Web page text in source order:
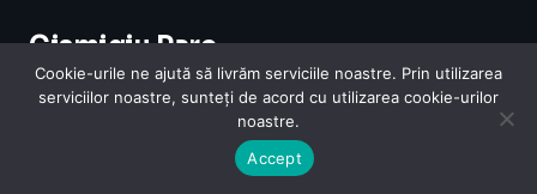
Cismigiu Parc
© 2024 CismigiuParc. All Rights Reserved.
Internet Legislatie Medical Moda Sarbatori Telefoane
Cookie-urile ne ajută să livrăm serviciile noastre. Prin utilizarea
serviciilor noastre, sunteți de acord cu utilizarea cookie-urilor
noastre.
Accept